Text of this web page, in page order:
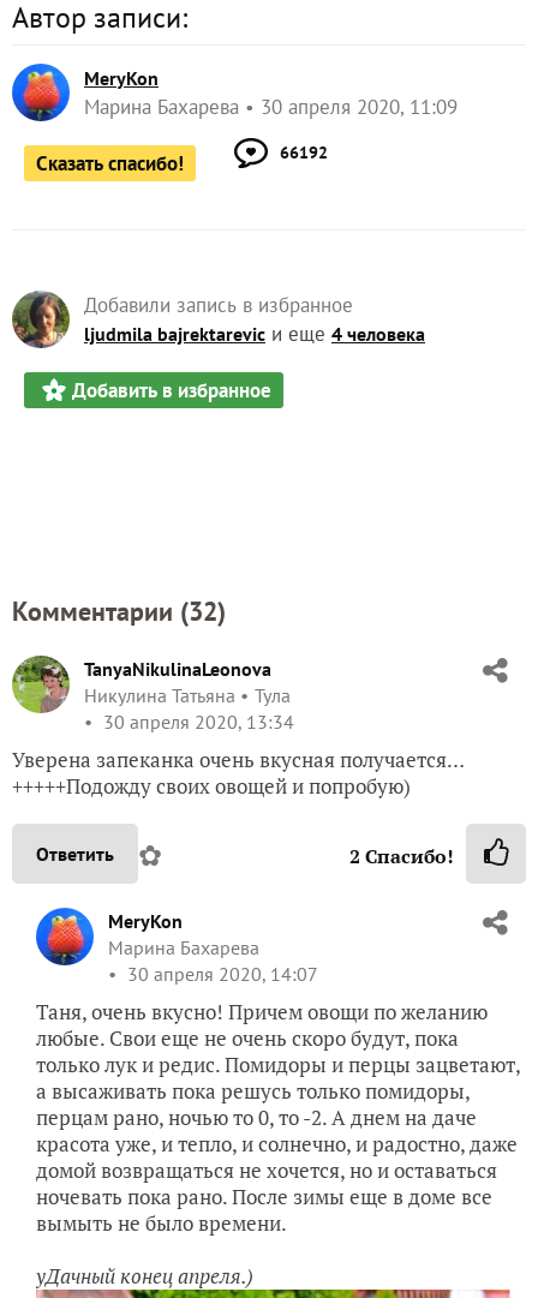
Автор записи:
MeryKon
Марина Бахарева 30 апреля 2020, 11:09
Сказать спасибо! 66192
Добавили запись в избранное
ljudmila bajrektarevic и еще 4 человека
Добавить в избранное
Комментарии (32)
TanyaNikulinaLeonova
Никулина Татьяна
Тула
30 апреля 2020, 13:34
Уверена запеканка очень вкусная получается…
+++++Подожду своих овощей и попробую)
Ответить ✿ 2 Спасибо!
MeryKon
Марина Бахарева
30 апреля 2020, 14:07
Таня, очень вкусно! Причем овощи по желанию
любые. Свои еще не очень скоро будут, пока
только лук и редис. Помидоры и перцы зацветают,
а высаживать пока решусь только помидоры,
перцам рано, ночью то 0, то -2. А днем на даче
красота уже, и тепло, и солнечно, и радостно, даже
домой возвращаться не хочется, но и оставаться
ночевать пока рано. После зимы еще в доме все
вымыть не было времени.
уДачный конец апреля.)